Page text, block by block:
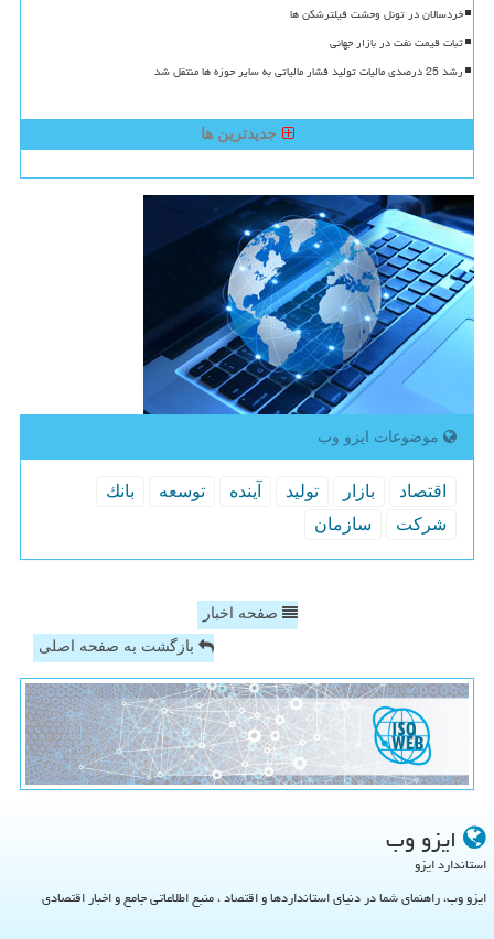
خردسالان در تونل وحشت فیلترشکن ها
ثبات قیمت نفت در بازار جهانی
رشد 25 درصدی مالیات تولید فشار مالیاتی به سایر حوزه ها منتقل شد
جدیدترین ها
موضوعات ایزو وب
اقتصاد بازار تولید آینده توسعه
بانك
شركت
سازمان
صفحه اخبار
بازگشت به صفحه اصلی
ایزو وب
استاندارد ایزو
ایزو وب، راهنمای شما در دنیای استانداردها و اقتصاد ، منبع اطلاعاتی جامع و اخبار اقتصادی